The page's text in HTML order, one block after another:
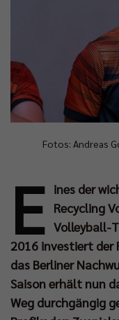
Fotos: Andreas
E ines der
Recycling
Volleyball-
2016 investiert der
das Berliner
Saison erhält nun
Weg durchgängig